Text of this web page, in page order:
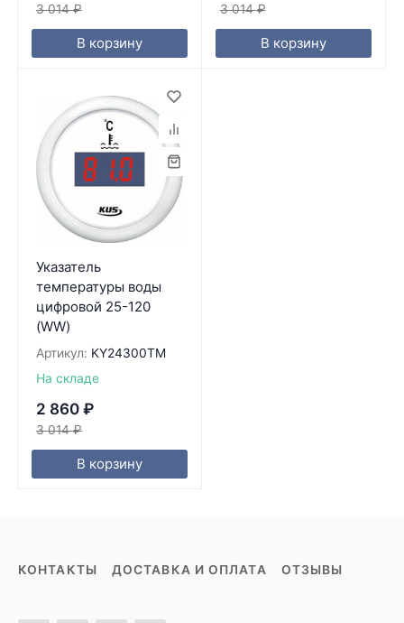
3 014 ₽
В корзину
3 014 ₽
В корзину
Указатель
температуры воды
цифровой 25-120
(WW)
Артикул: KY24300TM
На складе
2 860 ₽
3 014 ₽
В корзину
КОНТАКТЫ ДОСТАВКА И ОПЛАТА ОТЗЫВЫ